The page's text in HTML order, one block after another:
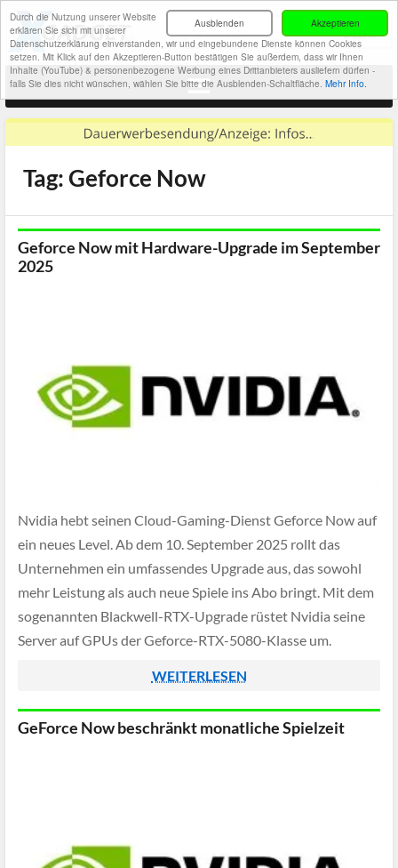
Akzeptieren
Ausblenden
Durch die Nutzung unserer Website
erklären Sie sich mit unserer
Datenschutzerklärung einverstanden, wir und eingebundene Dienste können Cookies
setzen. Mit Klick auf den Akzeptieren-Button bestätigen Sie außerdem, dass wir Ihnen
Inhalte (YouTube) & personenbezogene Werbung eines Drittanbieters ausliefern dürfen -
falls Sie dies nicht wünschen, wählen Sie bitte die Ausblenden-Schaltfläche. Mehr Info.
Tag: Geforce Now
Geforce Now mit Hardware-Upgrade im September
2025
Nvidia hebt seinen Cloud-Gaming-Dienst Geforce Now auf
ein neues Level. Ab dem 10. September 2025 rollt das
Unternehmen ein umfassendes Upgrade aus, das sowohl
mehr Leistung als auch neue Spiele ins Abo bringt. Mit dem
sogenannten Blackwell-RTX-Upgrade rüstet Nvidia seine
Server auf GPUs der Geforce-RTX-5080-Klasse um.
WEITERLESEN
GeForce Now beschränkt monatliche Spielzeit